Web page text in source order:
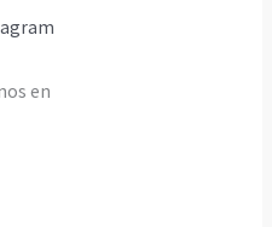
en